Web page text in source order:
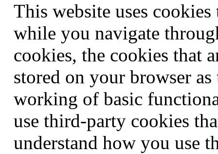
This website uses
while you navigate
cookies, the cookies that
stored on your browser
working of basic
use third-party cookies
understand how you use